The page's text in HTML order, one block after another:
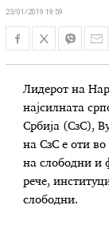
23/01/2019 19:59
Лидерот на
најсилната
Србија (СзС),
на СзС е оти
на слободни и
рече,
слободни.